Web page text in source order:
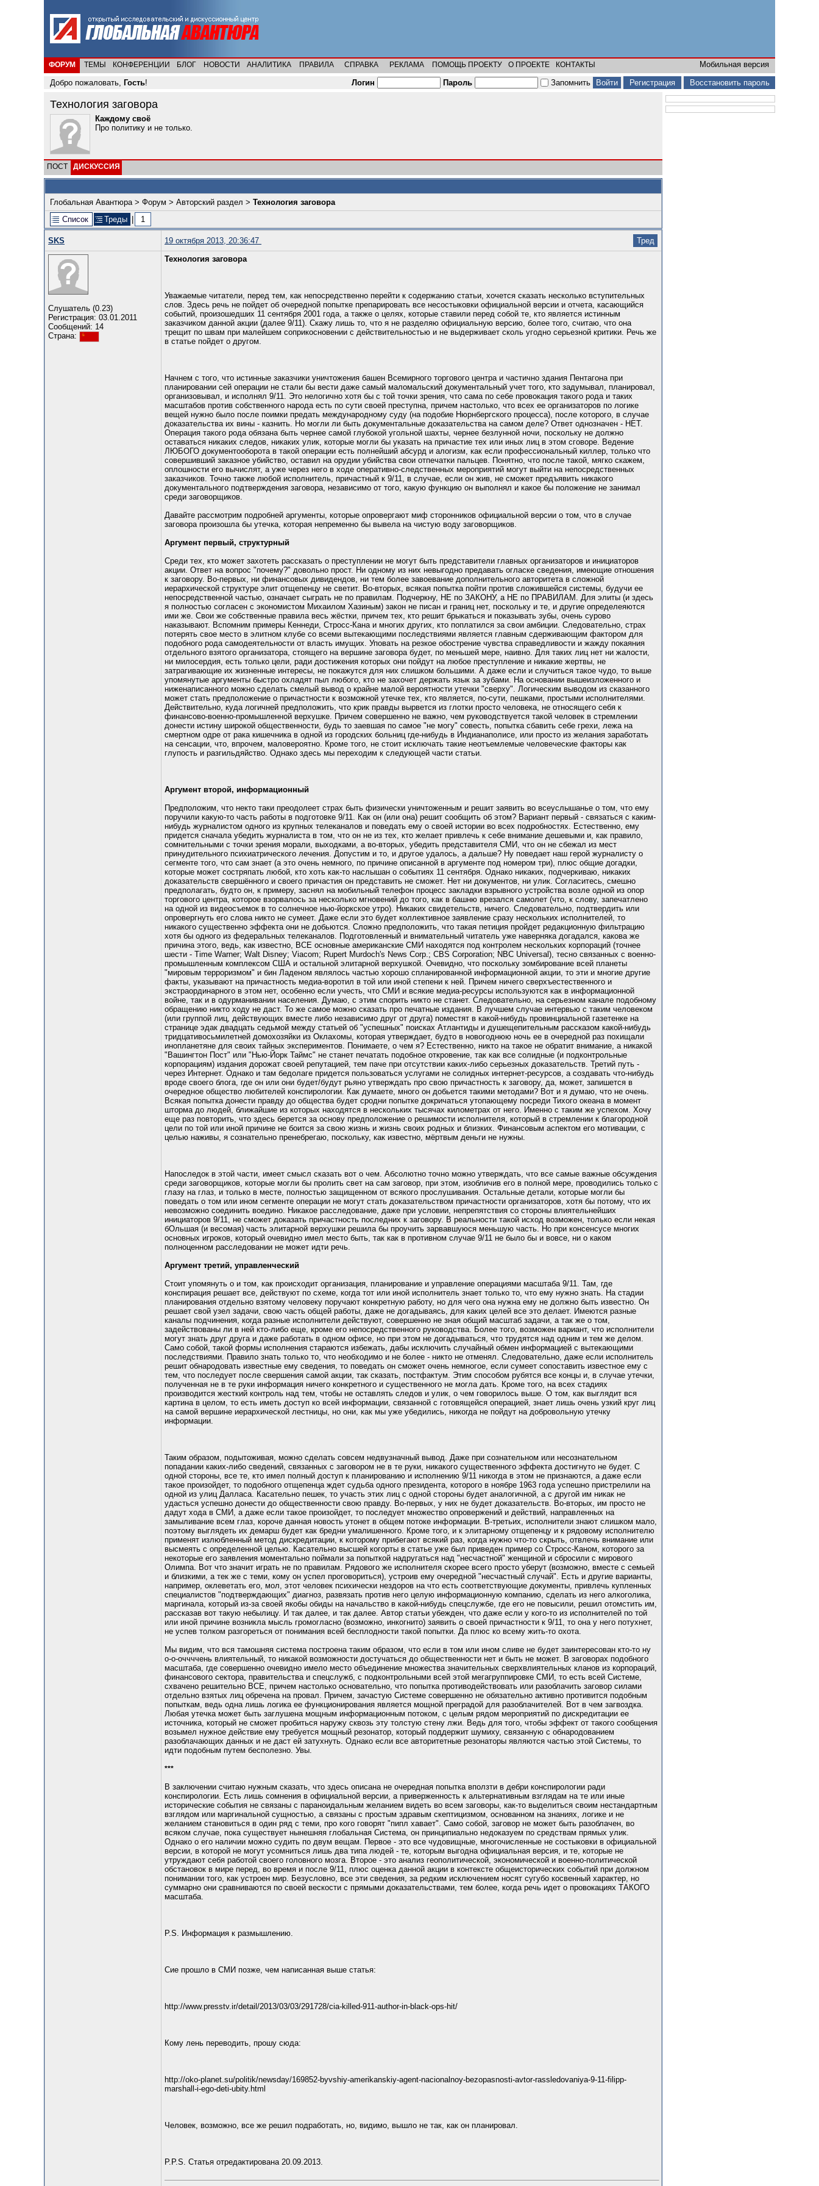
ФОРУМ ТЕМЫ КОНФЕРЕНЦИИ БЛОГ НОВОСТИ АНАЛИТИКА ПРАВИЛА СПРАВКА РЕКЛАМА ПОМОЩЬ ПРОЕКТУ О ПРОЕКТЕ КОНТАКТЫ
Мобильная версия
Добро пожаловать, Гость! Логин Пароль Запомнить Регистрация Восстановить пароль
Технология заговора
Каждому своё
Про политику и не только.
ПОСТ ДИСКУССИЯ
Глобальная Авантюра> Форум > Авторский раздел > Технология заговора
Список
Треды 1
SKS 19 октября 2013, 20:36:47 Тред
Слушатель (0.23)
Регистрация: 03.01.2011
Сообщений: 14
Страна:
Технология заговора
Уважаемые читатели, перед тем, как непосредственно перейти к содержанию статьи, хочется сказать несколько вступительных
слов. Здесь речь не пойдет об очередной попытке препарировать все несостыковки официальной версии и отчета, касающийся
событий, произошедших 11 сентября 2001 года, а также о целях, которые ставили перед собой те, кто является истинным
заказчиком данной акции (далее 9/11). Скажу лишь то, что я не разделяю официальную версию, более того, считаю, что она
трещит по швам при малейшем соприкосновении с действительностью и не выдерживает сколь угодно серьезной критики. Речь же
в статье пойдет о другом.
Начнем с того, что истинные заказчики уничтожения башен Всемирного торгового центра и частично здания Пентагона при
планировании сей операции не стали бы вести даже самый маломальский документальный учет того, кто задумывал, планировал,
организовывал, и исполнял 9/11. Это нелогично хотя бы с той точки зрения, что сама по себе провокация такого рода и таких
масштабов против собственного народа есть по сути своей преступна, причем настолько, что всех ее организаторов по логике
вещей нужно было после поимки предать международному суду (на подобие Нюрнбергского процесса), после которого, в случае
доказательства их вины - казнить. Но могли ли быть документальные доказательства на самом деле? Ответ однозначен - НЕТ.
Операция такого рода обязана быть чернее самой глубокой угольной шахты, чернее безлунной ночи, поскольку не должно
оставаться никаких следов, никаких улик, которые могли бы указать на причастие тех или иных лиц в этом сговоре. Ведение
ЛЮБОГО документооборота в такой операции есть полнейший абсурд и алогизм, как если профессиональный киллер, только что
совершивший заказное убийство, оставил на орудии убийства свои отпечатки пальцев. Понятно, что после такой, мягко скажем,
оплошности его вычислят, а уже через него в ходе оперативно-следственных мероприятий могут выйти на непосредственных
заказчиков. Точно также любой исполнитель, причастный к 9/11, в случае, если он жив, не сможет предъявить никакого
документального подтверждения заговора, независимо от того, какую функцию он выполнял и какое бы положение не занимал
среди заговорщиков.
Давайте рассмотрим подробней аргументы, которые опровергают миф сторонников официальной версии о том, что в случае
заговора произошла бы утечка, которая непременно бы вывела на чистую воду заговорщиков.
Аргумент первый, структурный
Среди тех, кто может захотеть рассказать о преступлении не могут быть представители главных организаторов и инициаторов
акции. Ответ на вопрос "почему?" довольно прост. Ни одному из них невыгодно предавать огласке сведения, имеющие отношения
к заговору. Во-первых, ни финансовых дивидендов, ни тем более завоевание дополнительного авторитета в сложной
иерархической структуре элит отщепенцу не светит. Во-вторых, всякая попытка пойти против сложившейся системы, будучи ее
непосредственной частью, означает сыграть не по правилам. Подчеркну, НЕ по ЗАКОНУ, а НЕ по ПРАВИЛАМ. Для элиты (и здесь
я полностью согласен с экономистом Михаилом Хазиным) закон не писан и границ нет, поскольку и те, и другие определеяются
ими же. Свои же собственные правила весь жёстки, причем тех, кто решит брыкаться и показывать зубы, очень сурово
наказывают. Вспомним примеры Кеннеди, Стросс-Кана и многих других, кто поплатился за свои амбиции. Следовательно, страх
потерять свое место в элитном клубе со всеми вытекающими последствиями является главным сдерживающим фактором для
подобного рода самодеятельности от власть имущих. Уповать на резкое обострение чувства справедливости и жажду покаяния
отдельного взятого организатора, стоящего на вершине заговора будет, по меньшей мере, наивно. Для таких лиц нет ни жалости,
ни милосердия, есть только цели, ради достижения которых они пойдут на любое преступление и никакие жертвы, не
затрагивающие их жизненные интересы, не покажутся для них слишком большими. А даже если и случиться такое чудо, то выше
упомянутые аргументы быстро охладят пыл любого, кто не захочет держать язык за зубами. На основании вышеизложенного и
ниженаписанного можно сделать смелый вывод о крайне малой вероятности утечки "сверху". Логическим выводом из сказанного
может стать предположение о причастности к возможной утечке тех, кто является, по-сути, пешками, простыми исполнителями.
Действительно, куда логичней предположить, что крик правды вырвется из глотки просто человека, не относящего себя к
финансово-военно-промышленной верхушке. Причем совершенно не важно, чем руководствуется такой человек в стремлении
донести истину широкой общественности, будь то заевшая по самое "не могу" совесть, попытка сбавить себе грехи, лежа на
смертном одре от рака кишечника в одной из городских больниц где-нибудь в Индианаполисе, или просто из желания заработать
на сенсации, что, впрочем, маловероятно. Кроме того, не стоит исключать такие неотъемлемые человеческие факторы как
глупость и разгильдяйство. Однако здесь мы переходим к следующей части статьи.
Аргумент второй, информационный
Предположим, что некто таки преодолеет страх быть физически уничтоженным и решит заявить во всеуслышанье о том, что ему
поручили какую-то часть работы в подготовке 9/11. Как он (или она) решит сообщить об этом? Вариант первый - связаться с каким-
нибудь журналистом одного из крупных телеканалов и поведать ему о своей истории во всех подробностях. Естественно, ему
придется сначала убедить журналиста в том, что он не из тех, кто желает привлечь к себе внимание дешевыми и, как правило,
сомнительными с точки зрения морали, выходками, а во-вторых, убедить представителя СМИ, что он не сбежал из мест
принудительного психиатрического лечения. Допустим и то, и другое удалось, а дальше? Ну поведает наш герой журналисту о
сегменте того, что сам знает (а это очень немного, по причине описанной в аргументе под номером три), плюс общие догадки,
которые может состряпать любой, кто хоть как-то наслышан о событиях 11 сентября. Однако никаких, подчеркиваю, никаких
доказательств свершённого и своего причастия он представить не сможет. Нет ни документов, ни улик. Согласитесь, смешно
предполагать, будто он, к примеру, заснял на мобильный телефон процесс закладки взрывного устройства возле одной из опор
торгового центра, которое взорвалось за несколько мгновений до того, как в башню врезался самолет (что, к слову, запечатлено
на одной из видеосъемок в то солнечное нью-йоркское утро). Никаких свидетельств, ничего. Следовательно, подтвердить или
опровергнуть его слова никто не сумеет. Даже если это будет коллективное заявление сразу нескольких исполнителей, то
никакого существенно эффекта они не добьются. Сложно предположить, что такая петиция пройдет редакционную фильтрацию
хотя бы одного из федеральных телеканалов. Подготовленный и внимательный читатель уже наверняка догадался, какова же
причина этого, ведь, как известно, ВСЕ основные американские СМИ находятся под контролем нескольких корпораций (точнее
шести - Time Warner; Walt Disney; Viacom; Rupert Murdoch's News Corp.; CBS Corporation; NBC Universal), тесно связанных с военно-
промышленным комплексом США и остальной элитарной верхушкой. Очевидно, что поскольку зомбирование всей планеты
"мировым терроризмом" и бин Ладеном являлось частью хорошо спланированной информационной акции, то эти и многие другие
факты, указывают на причастность медиа-воротил в той или иной степени к ней. Причем ничего сверхъестественного и
экстраординарного в этом нет, особенно если учесть, что СМИ и всякие медиа-ресурсы используются как в информационной
войне, так и в одурманивании населения. Думаю, с этим спорить никто не станет. Следовательно, на серьезном канале подобному
обращению никто ходу не даст. То же самое можно сказать про печатные издания. В лучшем случае интервью с таким человеком
(или группой лиц, действующих вместе либо независимо друг от друга) поместят в какой-нибудь провинциальной газетенке на
странице эдак двадцать седьмой между статьей об "успешных" поисках Атлантиды и душещепительным рассказом какой-нибудь
тридцативосьмилетней домохозяйки из Оклахомы, которая утверждает, будто в новогоднюю ночь ее в очередной раз похищали
инопланетяне для своих тайных экспериментов. Понимаете, о чем я? Естественно, никто на такое не обратит внимание, а никакой
"Вашингтон Пост" или "Нью-Йорк Таймс" не станет печатать подобное откровение, так как все солидные (и подконтрольные
корпорациям) издания дорожат своей репутацией, тем паче при отсутствии каких-либо серьезных доказательств. Третий путь -
через Интернет. Однако и там бедолаге придется пользоваться услугами не солидных интернет-ресурсов, а создавать что-нибудь
вроде своего блога, где он или они будет/будут рьяно утверждать про свою причастность к заговору, да, может, запишется в
очередное общество любителей конспирологии. Как думаете, много он добьется такими методами? Вот и я думаю, что не очень.
Всякая попытка донести правду до общества будет сродни попытке докричаться утопающему посреди Тихого океана в момент
шторма до людей, ближайшие из которых находятся в нескольких тысячах километрах от него. Именно с таким же успехом. Хочу
еще раз повторить, что здесь берется за основу предположение о решимости исполнителя, который в стремлении к благородной
цели по той или иной причине не боится за свою жизнь и жизнь своих родных и близких. Финансовым аспектом его мотивации, с
целью наживы, я сознательно пренебрегаю, поскольку, как известно, мёртвым деньги не нужны.
Напоследок в этой части, имеет смысл сказать вот о чем. Абсолютно точно можно утверждать, что все самые важные обсуждения
среди заговорщиков, которые могли бы пролить свет на сам заговор, при этом, изобличив его в полной мере, проводились только с
глазу на глаз, и только в месте, полностью защищенном от всякого прослушивания. Остальные детали, которые могли бы
поведать о том или ином сегменте операции не могут стать доказательством причастности организаторов, хотя бы потому, что их
невозможно соединить воедино. Никакое расследование, даже при условии, непрепятствия со стороны влиятельнейших
инициаторов 9/11, не сможет доказать причастность последних к заговору. В реальности такой исход возможен, только если некая
бОльшая (и весомая) часть элитарной верхушки решила бы проучить зарвавшуюся меньшую часть. Но при консенсусе многих
основных игроков, который очевидно имел место быть, так как в противном случае 9/11 не было бы и вовсе, ни о каком
полноценном расследовании не может идти речь.
Аргумент третий, управленческий
Стоит упомянуть о и том, как происходит организация, планирование и управление операциями масштаба 9/11. Там, где
конспирация решает все, действуют по схеме, когда тот или иной исполнитель знает только то, что ему нужно знать. На стадии
планирования отдельно взятому человеку поручают конкретную работу, но для чего она нужна ему не должно быть известно. Он
решает свой узел задачи, свою часть общей работы, даже не догадываясь, для каких целей все это делает. Имеются разные
каналы подчинения, когда разные исполнители действуют, совершенно не зная общий масштаб задачи, а так же о том,
задействованы ли в ней кто-либо еще, кроме его непосредственного руководства. Более того, возможен вариант, что исполнители
могут знать друг друга и даже работать в одном офисе, но при этом не догадываться, что трудятся над одним и тем же делом.
Само собой, такой формы исполнения стараются избежать, дабы исключить случайный обмен информацией с вытекающими
последствиями. Правило знать только то, что необходимо и не более - никто не отменял. Следовательно, даже если исполнитель
решит обнародовать известные ему сведения, то поведать он сможет очень немногое, если сумеет сопоставить известное ему с
тем, что последует после свершения самой акции, так сказать, постфактум. Этим способом рубятся все концы и, в случае утечки,
полученная не в те руки информация ничего конкретного и существенного не могла дать. Кроме того, на всех стадиях
производится жесткий контроль над тем, чтобы не оставлять следов и улик, о чем говорилось выше. О том, как выглядит вся
картина в целом, то есть иметь доступ ко всей информации, связанной с готовящейся операцией, знает лишь очень узкий круг лиц
на самой вершине иерархической лестницы, но они, как мы уже убедились, никогда не пойдут на добровольную утечку
информации.
Таким образом, подытоживая, можно сделать совсем недвузначный вывод. Даже при сознательном или несознательном
попадании каких-либо сведений, связанных с заговором не в те руки, никакого существенного эффекта достигнуто не будет. С
одной стороны, все те, кто имел полный доступ к планированию и исполнению 9/11 никогда в этом не признаются, а даже если
такое произойдет, то подобного отщепенца ждет судьба одного президента, которого в ноябре 1963 года успешно пристрелили на
одной из улиц Далласа. Касательно пешек, то участь этих лиц с одной стороны будет аналогичной, а с другой им никак не
удасться успешно донести до общественности свою правду. Во-первых, у них не будет доказательств. Во-вторых, им просто не
дадут хода в СМИ, а даже если такое произойдет, то последует множество опровержений и действий, направленных на
замыливание всем глаз, короче данная новость утонет в общем потоке информации. В-третьих, исполнители знают слишком мало,
поэтому выглядеть их демарш будет как бредни умалишенного. Кроме того, и к элитарному отщепенцу и к рядовому исполнителю
применят излюбленный метод дискредитации, к которому прибегают всякий раз, когда нужно что-то скрыть, отвлечь внимание или
высмеять с определенной целью. Касательно высшей когорты в статье уже был приведен пример со Стросс-Каном, которого за
некоторые его заявления моментально поймали за попыткой надругаться над "несчастной" женщиной и сбросили с мирового
Олимпа. Вот что значит играть не по правилам. Рядового же исполнителя скорее всего просто уберут (возможно, вместе с семьей
и близкими, а тек же с теми, кому он успел проговориться), устроив ему очередной "несчастный случай". Есть и другие варианты,
например, оклеветать его, мол, этот человек психически нездоров на что есть соответствующие документы, привлечь купленных
специалистов "подтверждающих" диагноз, развязать против него целую информационную компанию, сделать из него алкоголика,
маргинала, который из-за своей якобы обиды на начальство в какой-нибудь спецслужбе, где его не повысили, решил отомстить им,
рассказав вот такую небылицу. И так далее, и так далее. Автор статьи убежден, что даже если у кого-то из исполнителей по той
или иной причине возникла мысль громогласно (возможно, инкогнито) заявить о своей причастности к 9/11, то она у него потухнет,
не успев толком разгореться от понимания всей бесплодности такой попытки. Да плюс ко всему жить-то охота.
Мы видим, что вся тамошняя система построена таким образом, что если в том или ином сливе не будет заинтересован кто-то ну
о-о-оччччень влиятельный, то никакой возможности достучаться до общественности нет и быть не может. В заговорах подобного
масштаба, где совершенно очевидно имело место объединение множества значительных сверхвлиятельных кланов из корпораций,
финансового сектора, правительства и спецслужб, с подконтрольными всей этой мегагруппировке СМИ, то есть всей Системе,
схвачено решительно ВСЕ, причем настолько основательно, что попытка противодействовать или разоблачить заговор силами
отдельно взятых лиц обречена на провал. Причем, зачастую Системе совершенно не обязательно активно противится подобным
попыткам, ведь одна лишь логика ее функционирования является мощной преградой для разоблачителей. Вот в чем загвоздка.
Любая утечка может быть заглушена мощным информационным потоком, с целым рядом мероприятий по дискредитации ее
источника, который не сможет пробиться наружу сквозь эту толстую стену лжи. Ведь для того, чтобы эффект от такого сообщения
возымел нужное действие ему требуется мощный резонатор, который поддержит шумиху, связанную с обнародованием
разоблачающих данных и не даст ей затухнуть. Однако если все авторитетные резонаторы являются частью этой Системы, то
идти подобным путем бесполезно. Увы.
***
В заключении считаю нужным сказать, что здесь описана не очередная попытка вползти в дебри конспирологии ради
конспирологии. Есть лишь сомнения в официальной версии, а приверженность к альтернативным взглядам на те или иные
исторические события не связаны с параноидальным желанием видеть во всем заговоры, как-то выделиться своим нестандартным
взглядом или маргинальной сущностью, а связаны с простым здравым скептицизмом, основанном на знаниях, логике и не
желанием становиться в один ряд с теми, про кого говорят "пипл хавает". Само собой, заговор не может быть разоблачен, во
всяком случае, пока существует нынешняя глобальная Система, он принципиально недоказуем по средствам прямых улик.
Однако о его наличии можно судить по двум вещам. Первое - это все чудовищные, многочисленные не состыковки в официальной
версии, в которой не могут усомниться лишь два типа людей - те, которым выгодна официальная версия, и те, которые не
утруждают себя работой своего головного мозга. Второе - это анализ геополитической, экономической и военно-политической
обстановок в мире перед, во время и после 9/11, плюс оценка данной акции в контексте общеисторических событий при должном
понимании того, как устроен мир. Безусловно, все эти сведения, за редким исключением носят сугубо косвенный характер, но
суммарно они сравниваются по своей вескости с прямыми доказательствами, тем более, когда речь идет о провокациях ТАКОГО
масштаба.
P.S. Информация к размышлению.
Сие прошло в СМИ позже, чем написанная выше статья:
http://www.presstv.ir/detail/2013/03/03/291728/cia-killed-911-author-in-black-ops-hit/
Кому лень переводить, прошу сюда:
http://oko-planet.su/politik/newsday/169852-byvshiy-amerikanskiy-agent-nacionalnoy-bezopasnosti-avtor-rassledovaniya-9-11-filipp-
marshall-i-ego-deti-ubity.html
Человек, возможно, все же решил подработать, но, видимо, вышло не так, как он планировал.
P.P.S. Статья отредактирована 20.09.2013.